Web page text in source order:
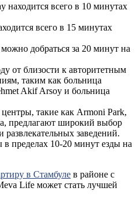
находится всего в 10 минутах
всего в 15 минутах
добраться за 20 минут на
от близости к авторитетным
таким как больница
Akif Arsoy и больница
такие как Armoni Park,
предлагают широкий выбор
развлекательных заведений.
пределах 10-20 минут езды на
в Стамбуле в районе с
Life может стать лучшей